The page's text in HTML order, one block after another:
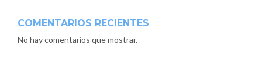
COMENTARIOS RECIENTES
No hay comentarios que mostrar.